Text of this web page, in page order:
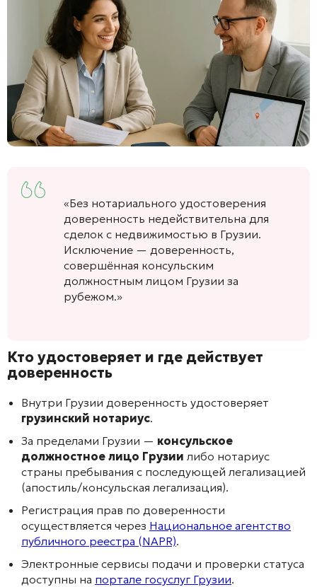
«Без нотариального удостоверения
доверенность недействительна для
сделок с недвижимостью в Грузии.
Исключение — доверенность,
совершённая консульским
должностным лицом Грузии за
рубежом.»
Кто удостоверяет и где действует
доверенность
Внутри Грузии доверенность удостоверяет
грузинский нотариус.
За пределами Грузии — консульское
должностное лицо Грузии либо нотариус
страны пребывания с последующей легализацией
(апостиль/консульская легализация).
Регистрация прав по доверенности
осуществляется через Национальное агентство
публичного реестра (NAPR).
Электронные сервисы подачи и проверки статуса
доступны на портале госуслуг Грузии.